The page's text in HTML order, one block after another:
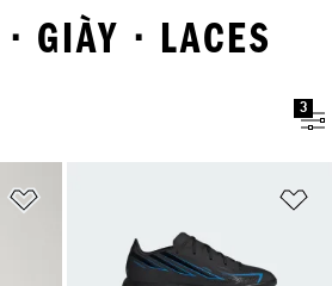
GIÀY · LACES
3